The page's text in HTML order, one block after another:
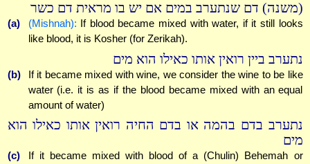
(משנה) דם שנתערב במים אם יש בו מראית דם כשר
(a) (Mishnah): If blood became mixed with water, if it still looks
like blood, it is Kosher (for Zerikah).
נתערב ביין רואין אותו כאילו הוא מים
(b)
If it became mixed with wine, we consider the wine to be like
water (i.e. it is as if the blood became mixed with an equal
amount of water)
נתערב בדם בהמה או בדם החיה רואין אותו כאילו הוא
מים
(c)
If it became mixed with blood of a (Chulin) Behemah or